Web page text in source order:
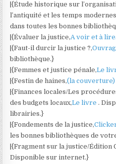
|{Étude historique sur
l’antiquité et les temps
dans toutes les bonnes
|{Évaluer la justice,A voir et à
|{Faut-il durcir la justice ?,
bibliothèque.}
|{Femmes et justice pénale,Le
|{Festin de haines,(la
|{Finances locales/Les
des budgets locaux,Le livre.
librairies.}
|{Fondements de la justice,
les bonnes bibliothèques de
|{Fragment sur la justice/Édition
Disponible sur internet.}